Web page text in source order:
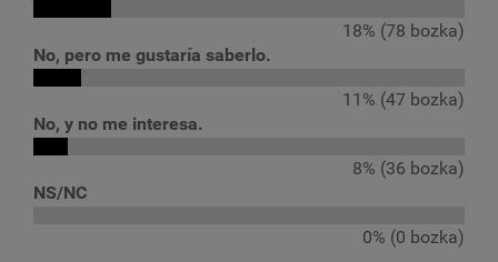
18% (78 bozka)
No, pero me gustaría saberlo.
11% (47 bozka)
No, y no me interesa.
8% (36 bozka)
NS/NC
0% (0 bozka)